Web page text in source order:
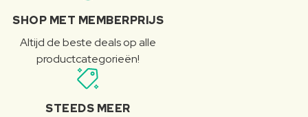
SHOP MET MEMBERPRIJS
Altijd de beste deals op alle
productcategorieën!
STEEDS MEER